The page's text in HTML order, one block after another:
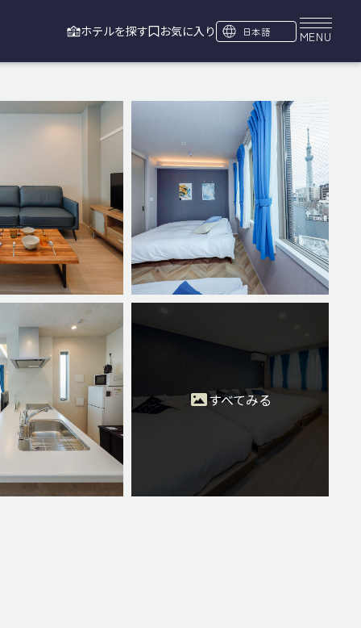
ホテルを探す お気に入り 日本語 MENU
すべてみる